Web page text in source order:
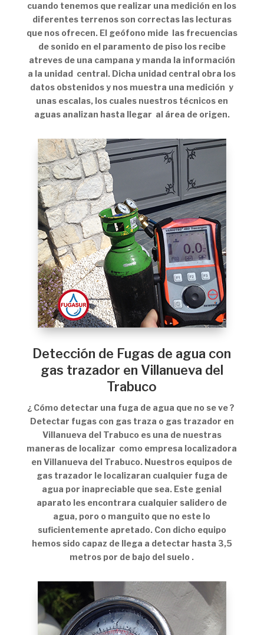
cuando tenemos que realizar una medición en los
diferentes terrenos son correctas las lecturas
que nos ofrecen. El geófono mide las frecuencias
de sonido en el paramento de piso los recibe
atreves de una campana y manda la información
a la unidad central. Dicha unidad central obra los
datos obstenidos y nos muestra una medición y
unas escalas, los cuales nuestros técnicos en
aguas analizan hasta llegar al área de origen.
Detección de Fugas de agua con
gas trazador en Villanueva del
Trabuco
¿ Cómo detectar una fuga de agua que no se ve ?
Detectar fugas con gas traza o gas trazador en
Villanueva del Trabuco es una de nuestras
maneras de localizar como empresa localizadora
en Villanueva del Trabuco. Nuestros equipos de
gas trazador le localizaran cualquier fuga de
agua por inapreciable que sea. Este genial
aparato les encontrara cualquier salidero de
agua, poro o manguito que no este lo
suficientemente apretado. Con dicho equipo
hemos sido capaz de llega a detectar hasta 3,5
metros por de bajo del suelo .